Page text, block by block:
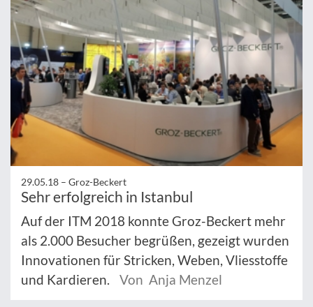
29.05.18 – Groz-Beckert
Sehr erfolgreich in Istanbul
Auf der ITM 2018 konnte Groz-Beckert mehr
als 2.000 Besucher begrüßen, gezeigt wurden
Innovationen für Stricken, Weben, Vliesstoffe
und Kardieren.
Von Anja Menzel